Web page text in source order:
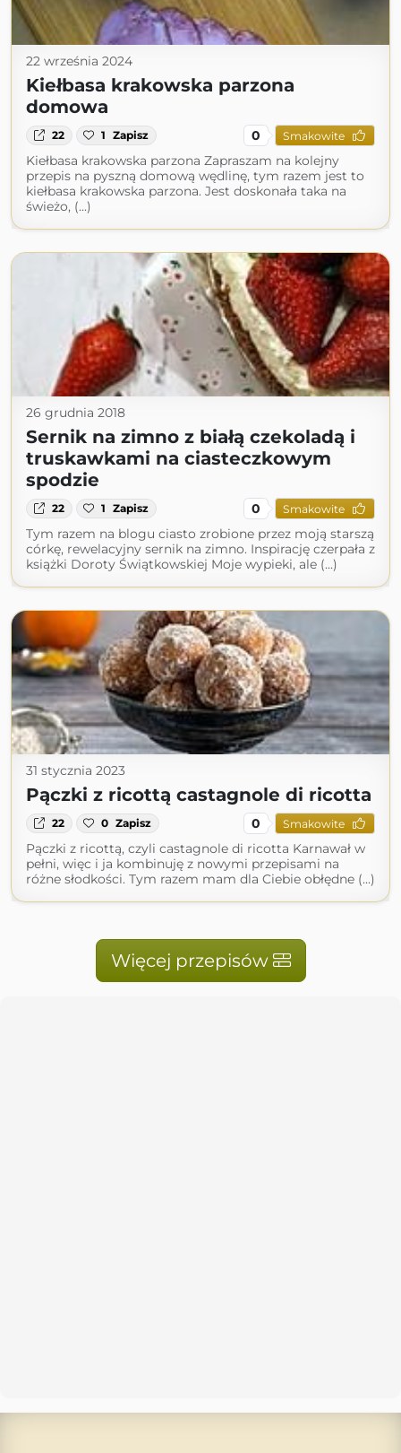
22 września 2024
Kiełbasa krakowska parzona
domowa
22 1 Zapisz 0 Smakowite
Kiełbasa krakowska parzona Zapraszam na kolejny
przepis na pyszną domową wędlinę, tym razem jest to
kiełbasa krakowska parzona. Jest doskonała taka na
świeżo, (...)
26 grudnia 2018
Sernik na zimno z białą czekoladą i
truskawkami na ciasteczkowym
spodzie
22 1 Zapisz 0 Smakowite
Tym razem na blogu ciasto zrobione przez moją starszą
córkę, rewelacyjny sernik na zimno. Inspirację czerpała z
książki Doroty Świątkowskiej Moje wypieki, ale (...)
31 stycznia 2023
Pączki z ricottą castagnole di ricotta
22 0 Zapisz 0 Smakowite
Pączki z ricottą, czyli castagnole di ricotta Karnawał w
pełni, więc i ja kombinuję z nowymi przepisami na
różne słodkości. Tym razem mam dla Ciebie obłędne (...)
Więcej przepisów